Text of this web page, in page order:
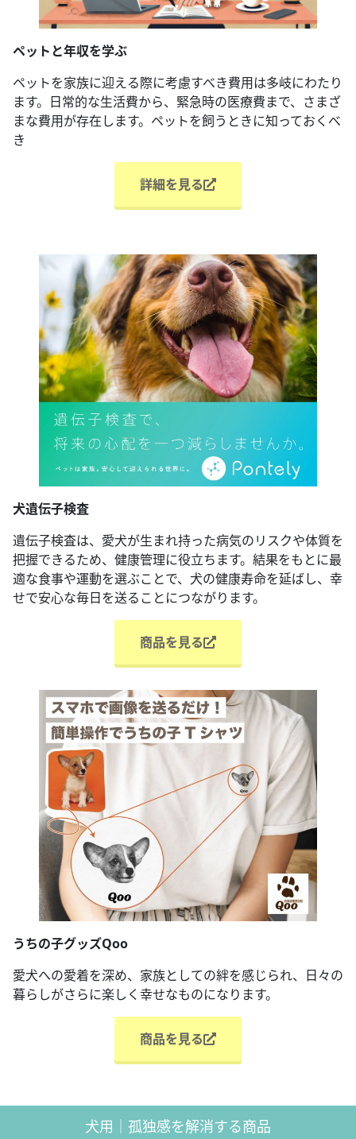
ペットと年収を学ぶ
ペットを家族に迎える際に考慮すべき費用は多岐にわたり
ます。日常的な生活費から、緊急時の医療費まで、さまざ
まな費用が存在します。ペットを飼うときに知っておくべ
き
詳細を見る
犬遺伝子検査
遺伝子検査は、愛犬が生まれ持った病気のリスクや体質を
把握できるため、健康管理に役立ちます。結果をもとに最
適な食事や運動を選ぶことで、犬の健康寿命を延ばし、幸
せで安心な毎日を送ることにつながります。
商品を見る
うちの子グッズQoo
愛犬への愛着を深め、家族としての絆を感じられ、日々の
暮らしがさらに楽しく幸せなものになります。
商品を見る
犬用｜孤独感を解消する商品